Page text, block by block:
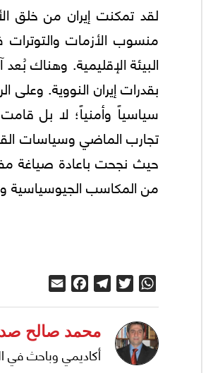
لقد تمكنت إيران من خلق
منسوب الأزمات
البيئة الإقليمية. وهناك بُعد
بقدرات إيران النووية. وعلی
سياسياً وأمنياً؛ لا بل
تجارب الماضي وسياسات
حيث نجحت باعادة صياغة
من المكاسب الجيوسياسية
WhatsApp
Twitter
Telegram
Facebook
محمد صالح
أكاديمي وباحث في